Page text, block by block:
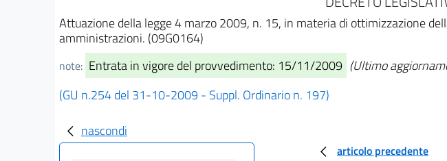
Attuazione della legge 4 marzo 2009, n. 15, in materia di ottimizzazione
amministrazioni. (09G0164)
note: Entrata in vigore del provvedimento: 15/11/2009 (Ultimo
(GU n.254 del 31-10-2009 - Suppl. Ordinario n. 197)
nascondi
articolo precedente